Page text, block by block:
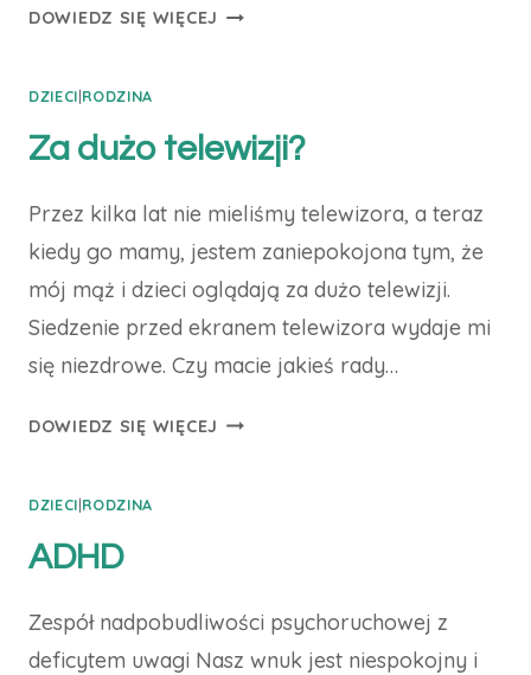
DOWIEDZ SIĘ WIĘCEJ ZASADY
PRZED
EKRANEM
DZIECI|RODZINA
Za dużo telewizji?
Przez kilka lat nie mieliśmy telewizora, a teraz
kiedy go mamy, jestem zaniepokojona tym, że
mój mąż i dzieci oglądają za dużo telewizji.
Siedzenie przed ekranem telewizora wydaje mi
się niezdrowe. Czy macie jakieś rady…
DOWIEDZ SIĘ WIĘCEJ ZA
DZIECI|RODZINA
ADHD
Zespół nadpobudliwości psychoruchowej z
deficytem uwagi Nasz wnuk jest niespokojny i